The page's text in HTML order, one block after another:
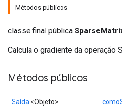
Métodos públicos
classe final pública
Calcula o gradiente da operação
Métodos públicos
Saída <Objeto>